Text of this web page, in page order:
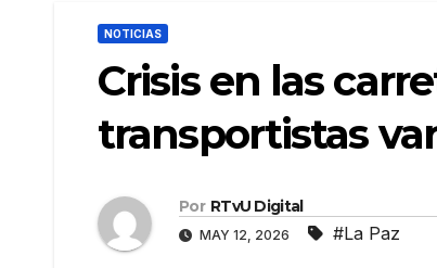
NOTICIAS
Crisis en las
transportistas
Por RTvU Digital
MAY 12, 2026 #La Paz